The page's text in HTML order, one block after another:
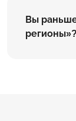
Вы
регионы»?